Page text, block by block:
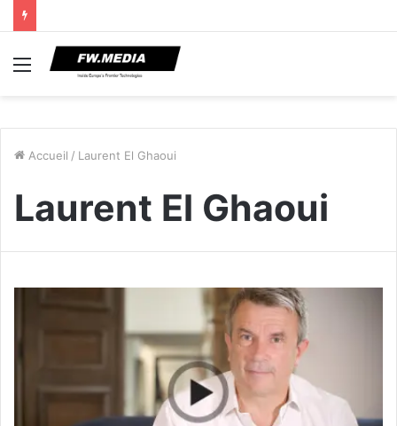
Menu
Accueil / Laurent El Ghaoui
Laurent El Ghaoui